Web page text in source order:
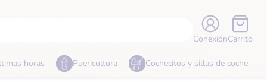
ConexiónCarrito
horas Puericultura Cochecitos y sillas de coche